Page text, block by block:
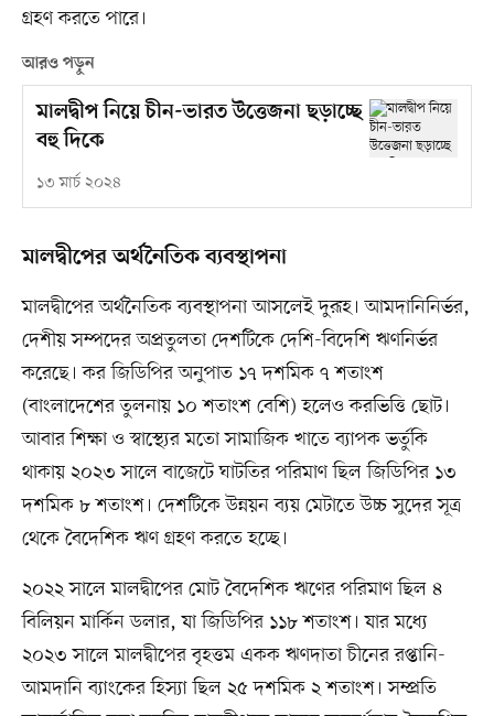
গ্রহণ করতে পারে।
আরও পড়ুন
মালদ্বীপ নিয়ে চীন-ভারত উত্তেজনা ছড়াচ্ছে
বহু দিকে
১৩ মার্চ ২০২৪
মালদ্বীপের অর্থনৈতিক ব্যবস্থাপনা
মালদ্বীপের অর্থনৈতিক ব্যবস্থাপনা আসলেই দুরূহ। আমদানিনির্ভর,
দেশীয় সম্পদের অপ্রতুলতা দেশটিকে দেশি-বিদেশি ঋণনির্ভর
করেছে। কর জিডিপির অনুপাত ১৭ দশমিক ৭ শতাংশ
(বাংলাদেশের তুলনায় ১০ শতাংশ বেশি) হলেও করভিত্তি ছোট।
আবার শিক্ষা ও স্বাস্থ্যের মতো সামাজিক খাতে ব্যাপক ভর্তুকি
থাকায় ২০২৩ সালে বাজেটে ঘাটতির পরিমাণ ছিল জিডিপির ১৩
দশমিক ৮ শতাংশ। দেশটিকে উন্নয়ন ব্যয় মেটাতে উচ্চ সুদের সূত্র
থেকে বৈদেশিক ঋণ গ্রহণ করতে হচ্ছে।
২০২২ সালে মালদ্বীপের মোট বৈদেশিক ঋণের পরিমাণ ছিল ৪
বিলিয়ন মার্কিন ডলার, যা জিডিপির ১১৮ শতাংশ। যার মধ্যে
২০২৩ সালে মালদ্বীপের বৃহত্তম একক ঋণদাতা চীনের রপ্তানি-
আমদানি ব্যাংকের হিস্যা ছিল ২৫ দশমিক ২ শতাংশ। সম্প্রতি